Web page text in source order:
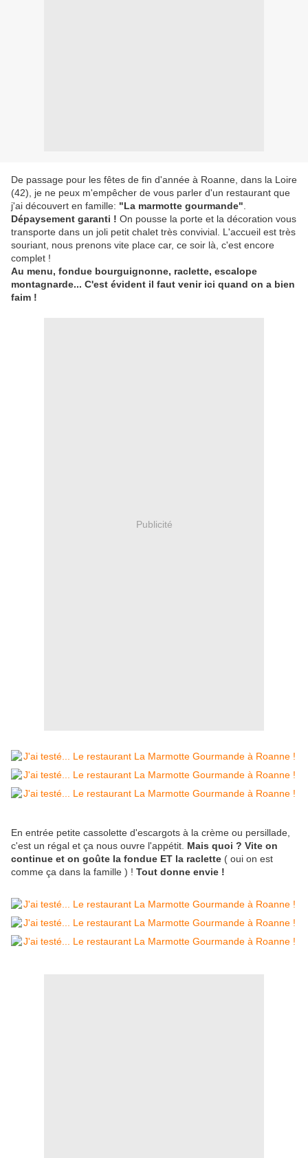
De passage pour les fêtes de fin d'année à Roanne, dans la Loire
(42), je ne peux m'empêcher de vous parler d'un restaurant que
j'ai découvert en famille: "La marmotte gourmande"
Dépaysement garanti ! On pousse la porte et la décoration vous
transporte dans un joli petit chalet très convivial. L'accueil est très
souriant, nous prenons vite place car, ce soir là, c'est encore
complet !
Au menu, fondue bourguignonne, raclette, escalope
montagnarde... C'est évident il faut venir ici quand on a bien
faim !
Publicité
En entrée petite cassolette d'escargots à la crème ou persillade,
c'est un régal et ça nous ouvre l'appétit. Mais quoi ? Vite on
continue et on goûte la fondue ET la raclette ( oui on est
comme ça dans la famille ) ! Tout donne envie !